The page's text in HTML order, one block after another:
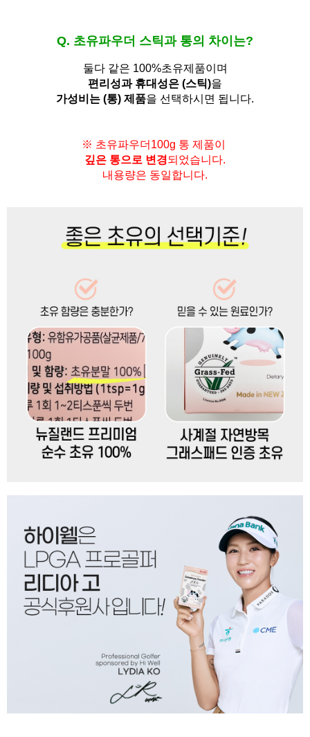
Q. 초유파우더 스틱과 통의 차이는?
둘다 같은 100%초유제품이며
편리성과 휴대성은 (스틱)을
가성비는 (통) 제품을 선택하시면 됩니다.
※ 초유파우더100g 통 제품이
깊은 통으로 변경되었습니다.
내용량은 동일합니다.